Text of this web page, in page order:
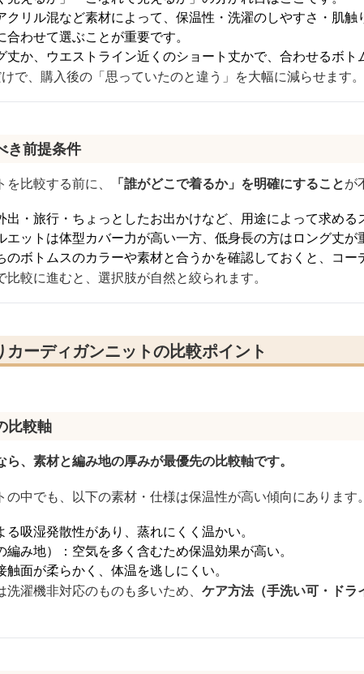
クリル混など素材によって、保温性・洗濯のしやすさ・肌触
わせて選ぶことが重要です。
丈か、ウエストライン近くのショート丈かで、合わせるボ
で、購入後の「思っていたのと違う」を大幅に減らせます。
き前提条件
比較する前に、 「誰がどこで着るか」を明確にすることが
出・旅行・ちょっとしたお出かけなど、用途によって求め
エットは体型カバー力が高い一方、低身長の方はロング丈
のボトムスのカラーや素材と合うかを確認しておくと、コ
較に進むと、選択肢が自然と絞られます。
ーディガンニットの比較ポイント
比較軸
、素材と編み地の厚みが最優先の比較軸です。
の中でも、以下の素材・仕様は保温性が高い傾向にあります
吸湿発散性があり、蒸れにくく温かい。
編み地）：空気を多く含むため保温効果が高い。
面が柔らかく、体温を逃しにくい。
濯機非対応のものも多いため、 ケア方法（手洗い可・ド